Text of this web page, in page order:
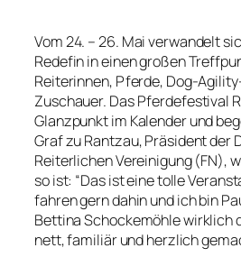
Vom 24. – 26. Mai verwandelt
Redefin in einen großen
Reiterinnen, Pferde, Dog-
Zuschauer. Das Pferdefestival
Glanzpunkt im Kalender und
Graf zu Rantzau, Präsident der
Reiterlichen Vereinigung (FN),
so ist: “Das ist eine tolle
fahren gern dahin und ich bin
Bettina Schockemöhle wirklich
nett, familiär und herzlich